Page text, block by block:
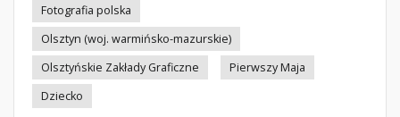
Fotografia polska
Olsztyn (woj. warmińsko-mazurskie)
Olsztyńskie Zakłady Graficzne
Pierwszy Maja
Dziecko